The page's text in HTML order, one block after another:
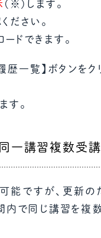
(※)します。
ださい。
ドできます。
覧】ボタンをクリ
す。
一講習複数受
能ですが、更新
内で同じ講習を複